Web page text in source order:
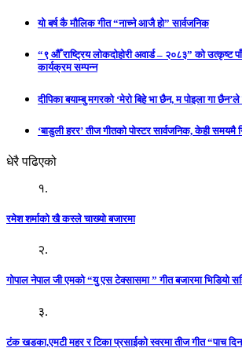
यो बर्ष कै मौलिक गीत “नाच्ने आजै हो” सार्वजनिक
“९ औँ राष्ट्रिय लोकदोहोरी अवार्ड – २०८३” को उत्कृष्ट
कार्यक्रम सम्पन्न
दीपिका बयाम्बु मगरको ‘मेरो बिहे भा छैन, म पोइला गा
‘बाडुली हरर’ तीज गीतको पोस्टर सार्वजनिक, केही समयमै
धेरै पढिएको
१.
रमेश शर्माको खै कस्ले चाख्यो बजारमा
२.
गोपाल नेपाल जी एमको “यु एस टेक्सासमा ” गीत बजारमा भिडियो
३.
टंक खडका,एमटी महर र टिका प्रसाईको स्वरमा तीज गीत “पाच